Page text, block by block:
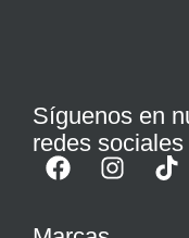
Síguenos en
redes sociales